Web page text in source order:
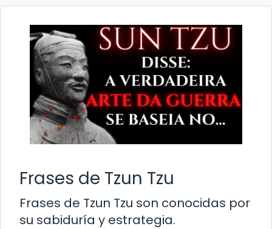
Frases de Tzun Tzu
Frases de Tzun Tzu son conocidas por
su sabiduría y estrategia.